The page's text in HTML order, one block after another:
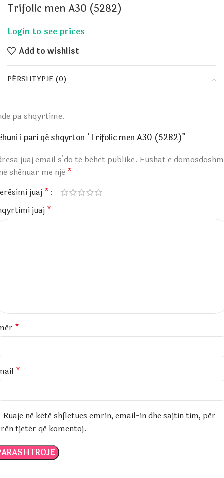
Trifolic men A30 (5282)
Add to wishlist
PËRSHTYPJE (0)
pa shqyrtime.
i pari që shqyrton “Trifolic men A30 (5282)”
juaj email s’do të bëhet publike. Fushat e
shënuar me një *
juaj *
juaj *
*
*
Ruaje në këtë shfletues emrin, email-in dhe sajtin tim, për
tjetër që komentoj.